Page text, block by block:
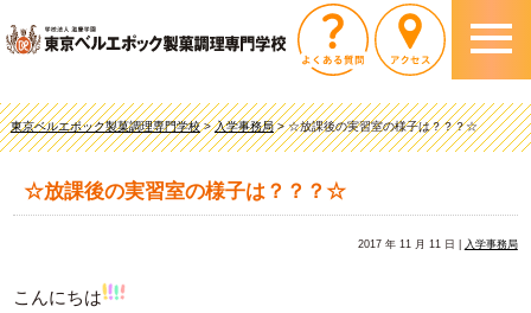
東京ベルエポック製菓調理専門学校>入学事務局>☆放課後の実習室の様子は？？？☆
☆放課後の実習室の様子は？？？☆
2017 年 11 月 11 日 | 入学事務局
こんにちは